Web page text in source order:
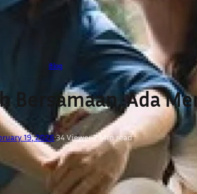
Blog
Bersamaan, Ada
19, 2026•34Viewer•7 Min read